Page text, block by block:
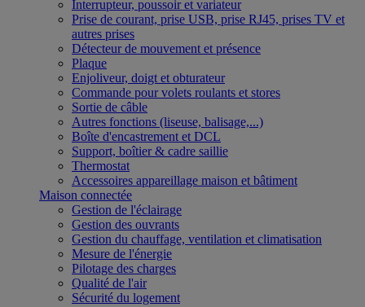
Interrupteur, poussoir et variateur
Prise de courant, prise USB, prise RJ45, prises TV et
autres prises
Détecteur de mouvement et présence
Plaque
Enjoliveur, doigt et obturateur
Commande pour volets roulants et stores
Sortie de câble
Autres fonctions (liseuse, balisage,...)
Boîte d'encastrement et DCL
Support, boîtier & cadre saillie
Thermostat
Accessoires appareillage maison et bâtiment
Maison connectée
Gestion de l'éclairage
Gestion des ouvrants
Gestion du chauffage, ventilation et climatisation
Mesure de l'énergie
Pilotage des charges
Qualité de l'air
Sécurité du logement